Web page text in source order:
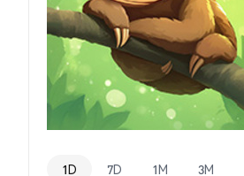
1D 7D 1M 3M